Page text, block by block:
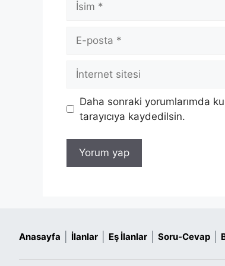
posta
İnternet
sitesi
Daha sonraki yorumlarımda
tarayıcıya kaydedilsin.
Anasayfa İlanlar Eş İlanlar Soru-Cevap